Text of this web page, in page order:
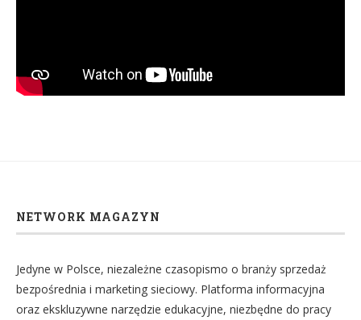
NETWORK MAGAZYN
Jedyne w Polsce, niezależne czasopismo o branży sprzedaż
bezpośrednia i marketing sieciowy. Platforma informacyjna
oraz ekskluzywne narzędzie edukacyjne, niezbędne do pracy